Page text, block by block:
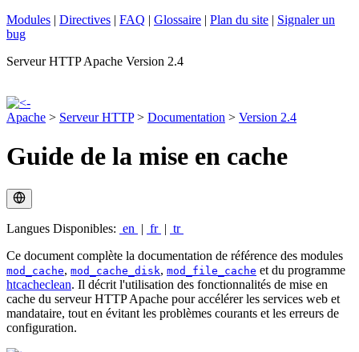
Modules | Directives | FAQ | Glossaire | Plan du site | Signaler un
bug
Serveur HTTP Apache Version 2.4
Apache > Serveur HTTP> Documentation > Version 2.4
Guide de la mise en cache
Langues Disponibles: en | fr | tr
Ce document complète la documentation de référence des modules
mod_cache, mod_cache_disk, mod_file_cache et du programme
htcacheclean. Il décrit l'utilisation des fonctionnalités de mise en
cache du serveur HTTP Apache pour accélérer les services web et
mandataire, tout en évitant les problèmes courants et les erreurs de
configuration.